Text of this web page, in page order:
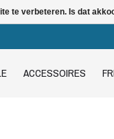
ACCESSOIRES
te verbeteren. Is dat